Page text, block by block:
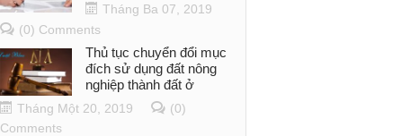
Tháng Ba 07, 2019
(0) Comments
Thủ tục chuyển đổi mục
đích sử dụng đất nông
nghiệp thành đất ở
Tháng Một 20, 2019
(0)
Comments